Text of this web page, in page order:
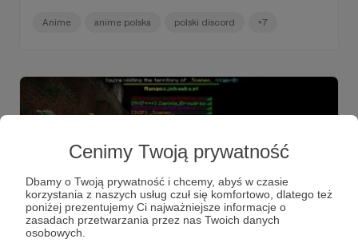
Cenimy Twoją prywatność
Dbamy o Twoją prywatność i chcemy, abyś w czasie
korzystania z naszych usług czuł się komfortowo, dlatego też
poniżej prezentujemy Ci najważniejsze informacje o
zasadach przetwarzania przez nas Twoich danych
osobowych.
Anime anime polska polski discord +7